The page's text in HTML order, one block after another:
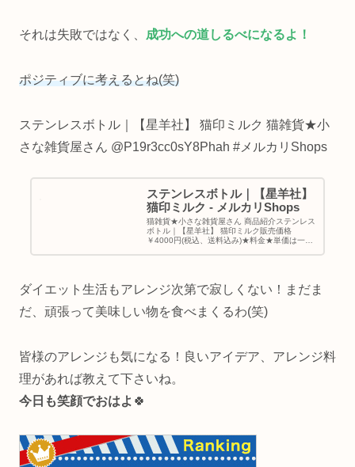
それは失敗ではなく、 成功への道しるべになるよ！
ポジティブに考えるとね(笑)
ステンレスボトル｜【星羊社】 猫印ミルク 猫雑貨★小
さな雑貨屋さん @P19r3cc0sY8Phah #メルカリShops
ステンレスボトル｜【星羊社】
猫印ミルク - メルカリShops
猫雑貨★小さな雑貨屋さん 商品紹介ステンレス
ボトル｜【星羊社】 猫印ミルク販売価格
￥4000円(税込、送料込み)★料金★単価は一個
ダイエット生活もアレンジ次第で寂しくない！まだま
だ、頑張って美味しい物を食べまくるわ(笑)
皆様のアレンジも気になる！良いアイデア、アレンジ料
理があれば教えて下さいね。
今日も笑顔でおはよ 🍀